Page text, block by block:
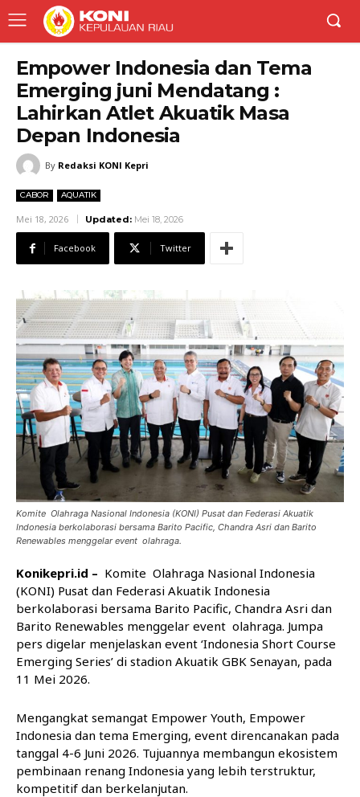
Empower Indonesia dan Tema
Emerging juni Mendatang :
Lahirkan Atlet Akuatik Masa
Depan Indonesia
By Redaksi KONI Kepri
CABOR AQUATIK
Mei 18, 2026 Updated: Mei 18, 2026
Facebook Twitter
Komite Olahraga Nasional Indonesia (KONI) Pusat dan Federasi Akuatik
Indonesia berkolaborasi bersama Barito Pacific, Chandra Asri dan Barito
Renewables menggelar event olahraga.
Konikepri.id – Komite Olahraga Nasional Indonesia
(KONI) Pusat dan Federasi Akuatik Indonesia
berkolaborasi bersama Barito Pacific, Chandra Asri dan
Barito Renewables menggelar event olahraga. Jumpa
pers digelar menjelaskan event ‘Indonesia Short Course
Emerging Series’ di stadion Akuatik GBK Senayan, pada
11 Mei 2026.
Mengangkat semangat Empower Youth, Empower
Indonesia dan tema Emerging, event direncanakan pada
tanggal 4-6 Juni 2026. Tujuannya membangun ekosistem
pembinaan renang Indonesia yang lebih terstruktur,
kompetitif dan berkelanjutan.